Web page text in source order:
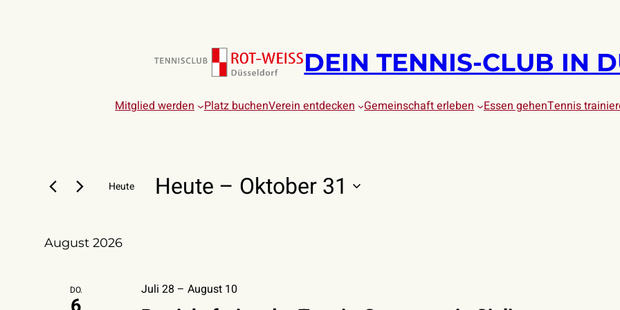
DEIN TENNIS-CLUB IN
Mitglied werden Platz buchenVerein entdecken Gemeinschaft erleben Essen gehenTennis
VERANSTALTUNGEN
Heute Heute – Oktober 31
August 2026
DO. Juli 28 –August 10